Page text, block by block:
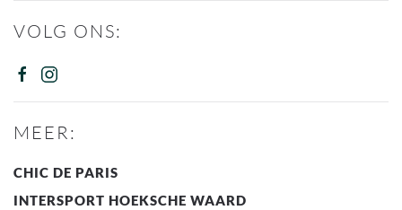
VOLG ONS:
MEER:
CHIC DE PARIS
INTERSPORT HOEKSCHE WAARD